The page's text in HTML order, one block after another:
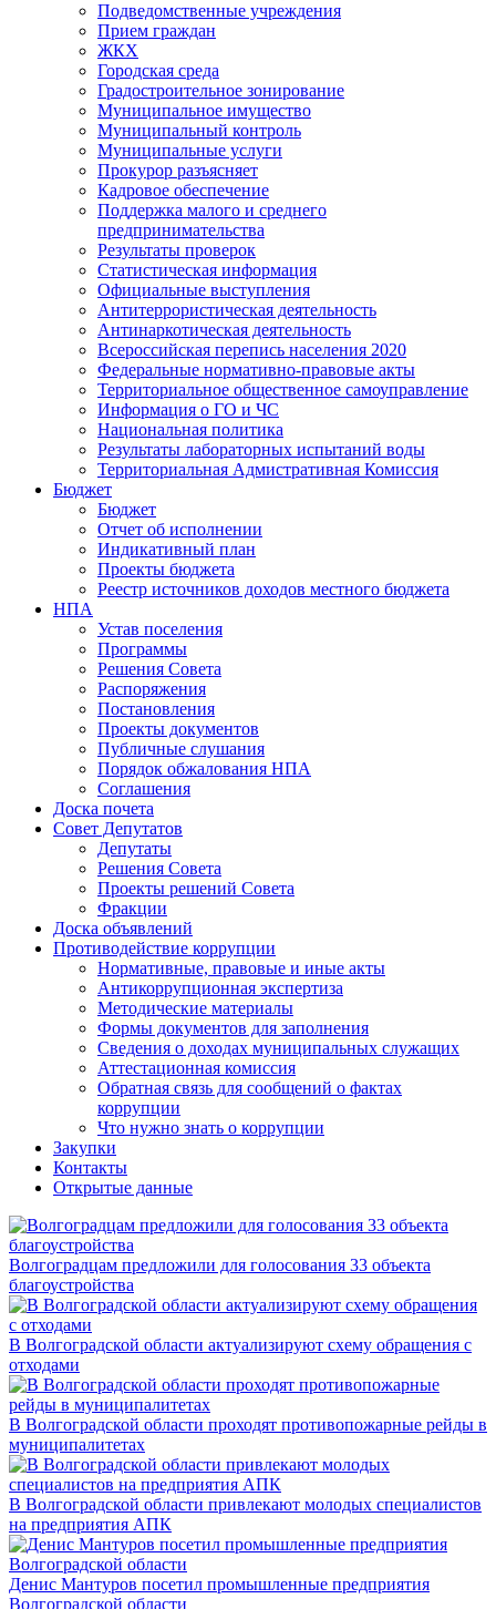
Подведомственные учреждения
Прием граждан
ЖКХ
Городская среда
Градостроительное зонирование
Муниципальное имущество
Муниципальный контроль
Муниципальные услуги
Прокурор разъясняет
Кадровое обеспечение
Поддержка малого и среднего
предпринимательства
Результаты проверок
Статистическая информация
Официальные выступления
Антитеррористическая деятельность
Антинаркотическая деятельность
Всероссийская перепись населения 2020
Федеральные нормативно-правовые акты
Территориальное общественное самоуправление
Информация о ГО и ЧС
Национальная политика
Результаты лабораторных испытаний воды
Территориальная Адмистративная Комиссия
Бюджет
Бюджет
Отчет об исполнении
Индикативный план
Проекты бюджета
Реестр источников доходов местного бюджета
НПА
Устав поселения
Программы
Решения Совета
Распоряжения
Постановления
Проекты документов
Публичные слушания
Порядок обжалования НПА
Соглашения
Доска почета
Совет Депутатов
Депутаты
Решения Совета
Проекты решений Совета
Фракции
Доска объявлений
Противодействие коррупции
Нормативные, правовые и иные акты
Антикоррупционная экспертиза
Методические материалы
Формы документов для заполнения
Сведения о доходах муниципальных служащих
Аттестационная комиссия
Обратная связь для сообщений о фактах
коррупции
Что нужно знать о коррупции
Закупки
Контакты
Открытые данные
Волгоградцам предложили для голосования 33 объекта
благоустройства
В Волгоградской области актуализируют схему обращения с
отходами
В Волгоградской области проходят противопожарные рейды в
муниципалитетах
В Волгоградской области привлекают молодых специалистов
на предприятия АПК
Денис Мантуров посетил промышленные предприятия
Волгоградской области